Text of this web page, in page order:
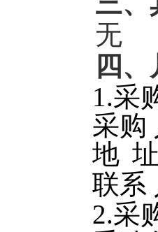
无
四
1.采
采购
地
联系
2.采